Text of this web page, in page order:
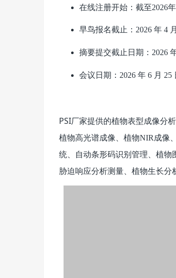
在线注册开始：截至2026年
早鸟报名截止：2026 年 4
摘要提交截止日期：2026
会议日期：2026 年 6 月 25
PSI厂家提供的植物表型成像分析
植物高光谱成像、植物NIR成像
统、自动条形码识别管理、植物
胁迫响应分析测量、植物生长分